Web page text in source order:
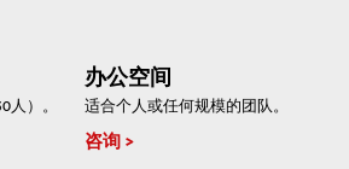
人）。
办公空间
适合个人或任何规模的团队。
咨询